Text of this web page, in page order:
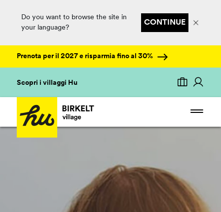
Do you want to browse the site in
your language?
CONTINUE
Prenota per il 2027 e risparmia fino al 30%
Scopri i villaggi Hu